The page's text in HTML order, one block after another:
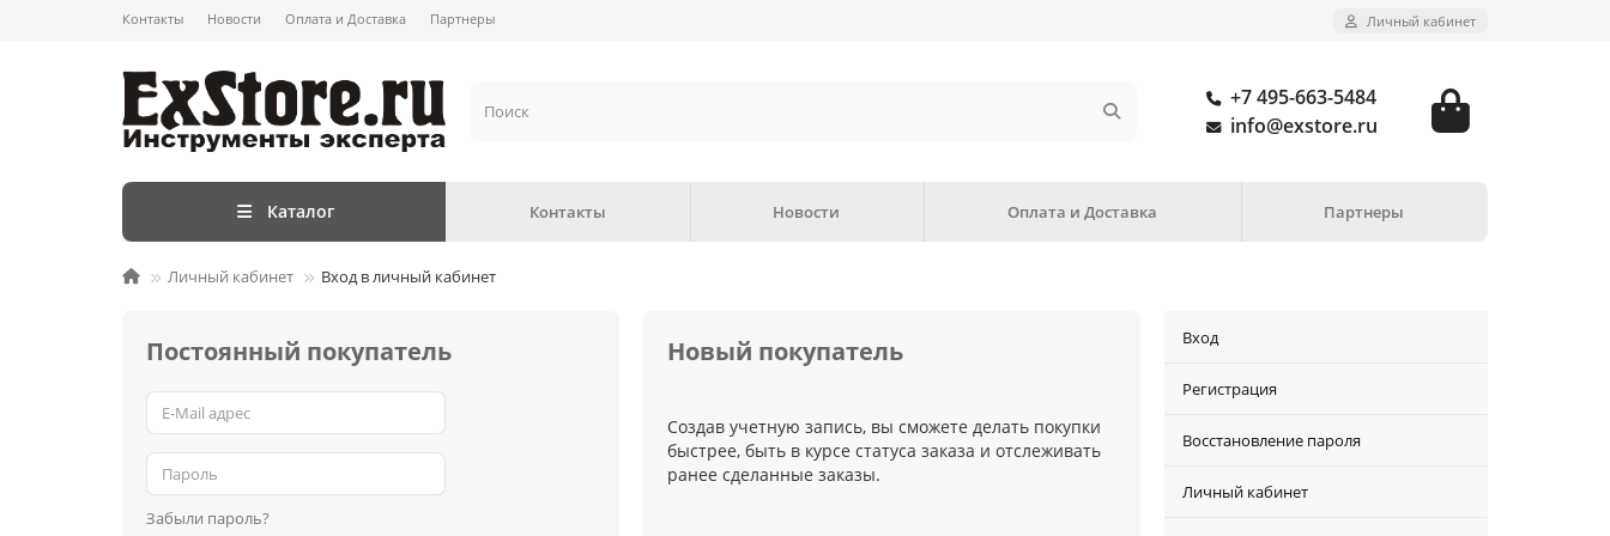
Контакты Новости Оплата и Доставка Партнеры Личный кабинет
+7 495-663-5484
info@exstore.ru
Каталог Контакты Новости Оплата и Доставка Партнеры
Личный кабинет Вход в личный кабинет
Постоянный покупатель
Забыли пароль?
Новый покупатель
Создав учетную запись, вы сможете делать покупки
быстрее, быть в курсе статуса заказа и отслеживать
ранее сделанные заказы.
Вход
Регистрация
Восстановление пароля
Личный кабинет